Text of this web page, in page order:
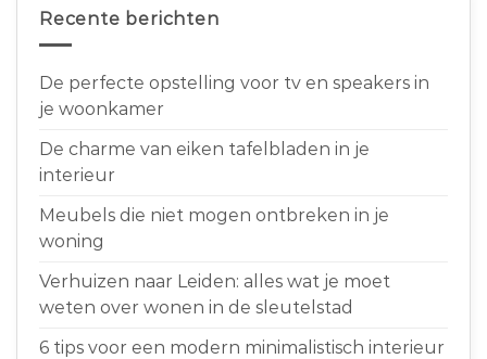
Recente berichten
De perfecte opstelling voor tv en speakers in
je woonkamer
De charme van eiken tafelbladen in je
interieur
Meubels die niet mogen ontbreken in je
woning
Verhuizen naar Leiden: alles wat je moet
weten over wonen in de sleutelstad
6 tips voor een modern minimalistisch interieur